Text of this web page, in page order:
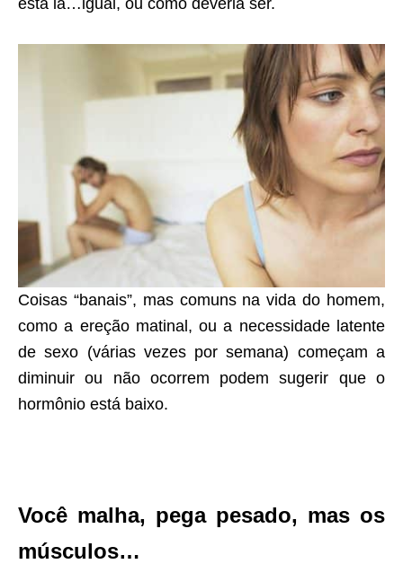
Coisas “banais”, mas comuns na vida do homem,
como a ereção matinal, ou a necessidade latente
de sexo (várias vezes por semana) começam a
diminuir ou não ocorrem podem sugerir que o
hormônio está baixo.
Você malha, pega pesado, mas os
músculos…